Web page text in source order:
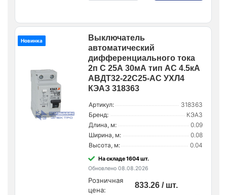
Новинка
Выключатель
автоматический
дифференциального тока
2п C 25А 30мА тип AC 4.5кА
АВДТ32-22C25-AC УХЛ4
КЭАЗ 318363
Артикул:
318363
Бренд:
КЭАЗ
Длина, м:
0.09
Ширина, м:
0.08
Высота, м:
0.04
На складе 1604 шт.
Обновлено 08.08.2026
Розничная
цена:
833.26 / шт.